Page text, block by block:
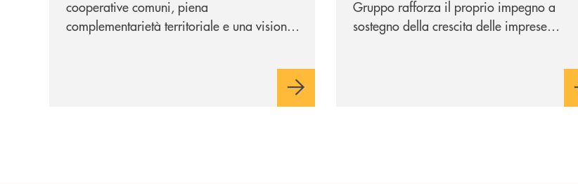
cooperative comuni, piena
complementarietà territoriale e una visione
Gruppo rafforza il proprio impegno a
sostegno della crescita delle imprese